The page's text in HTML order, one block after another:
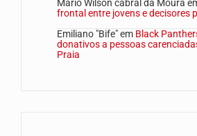
Mário Wilson cabral da Moura
frontal entre jovens e decisores
Emiliano "Bife"em Black
donativos a pessoas
Praia